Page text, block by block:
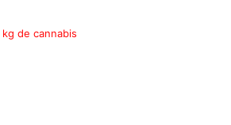
de cannabis